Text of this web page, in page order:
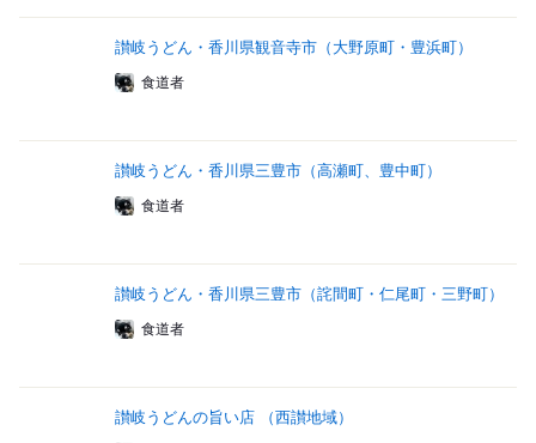
讃岐うどん・香川県観音寺市（大野原町・豊浜町）
食道者
讃岐うどん・香川県三豊市（高瀬町、豊中町）
食道者
讃岐うどん・香川県三豊市（詫間町・仁尾町・三野町）
食道者
讃岐うどんの旨い店 （西讃地域）